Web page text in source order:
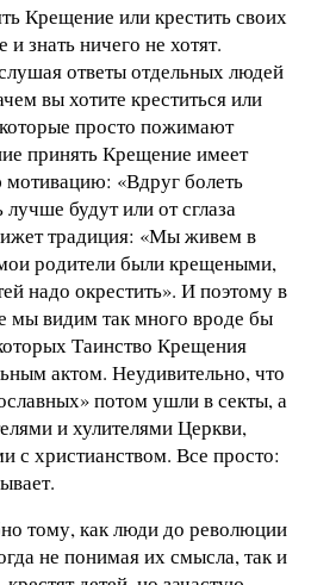
Крещение или крестить своих
знать ничего не хотят.
ответы отдельных людей
вы хотите креститься или
просто пожимают
принять Крещение имеет
«Вдруг болеть
будут или от сглаза
традиция: «Мы живем в
родители были крещеными,
надо окрестить». И поэтому в
мы видим так много вроде бы
Таинство Крещения
актом. Неудивительно, что
потом ушли в секты, а
и хулителями Церкви,
с христианством. Все просто:
тому, как люди до революции
не понимая их смысла, так и